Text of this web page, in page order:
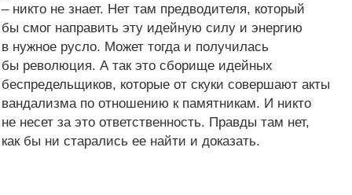
– никто не знает. Нет там предводителя, который
бы смог направить эту идейную силу и энергию
в нужное русло. Может тогда и получилась
бы революция. А так это сборище идейных
беспредельщиков, которые от скуки совершают акты
вандализма по отношению к памятникам. И никто
не несет за это ответственность. Правды там нет,
как бы ни старались ее найти и доказать.